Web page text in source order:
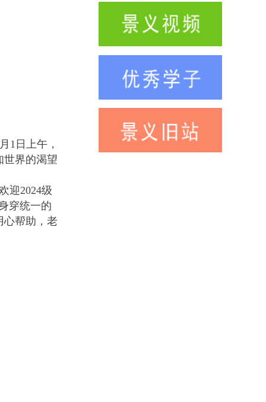
1日上午，
世界的渴望
迎2024级
穿统一的
心帮助，老